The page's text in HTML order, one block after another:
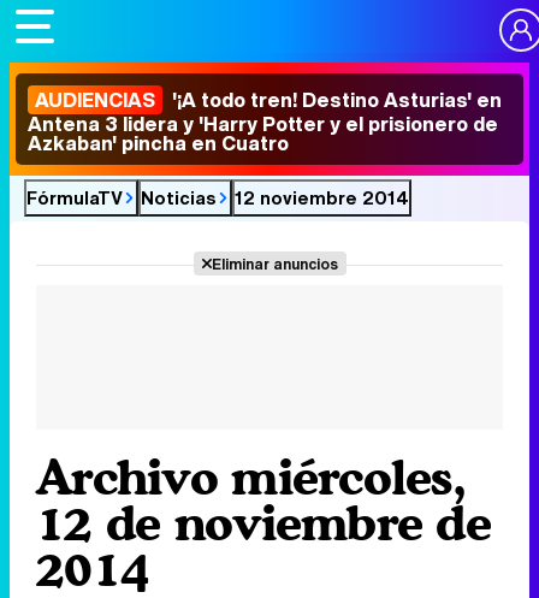
AUDIENCIAS '¡A todo tren! Destino Asturias' en
Antena 3 lidera y 'Harry Potter y el prisionero de
Azkaban' pincha en Cuatro
FórmulaTV Noticias 12 noviembre 2014
Eliminar anuncios
Archivo miércoles,
12 de noviembre de
2014